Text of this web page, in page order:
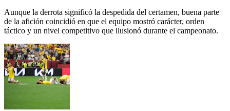
Aunque la derrota significó la despedida del certamen, buena parte
de la afición coincidió en que el equipo mostró carácter, orden
táctico y un nivel competitivo que ilusionó durante el campeonato.